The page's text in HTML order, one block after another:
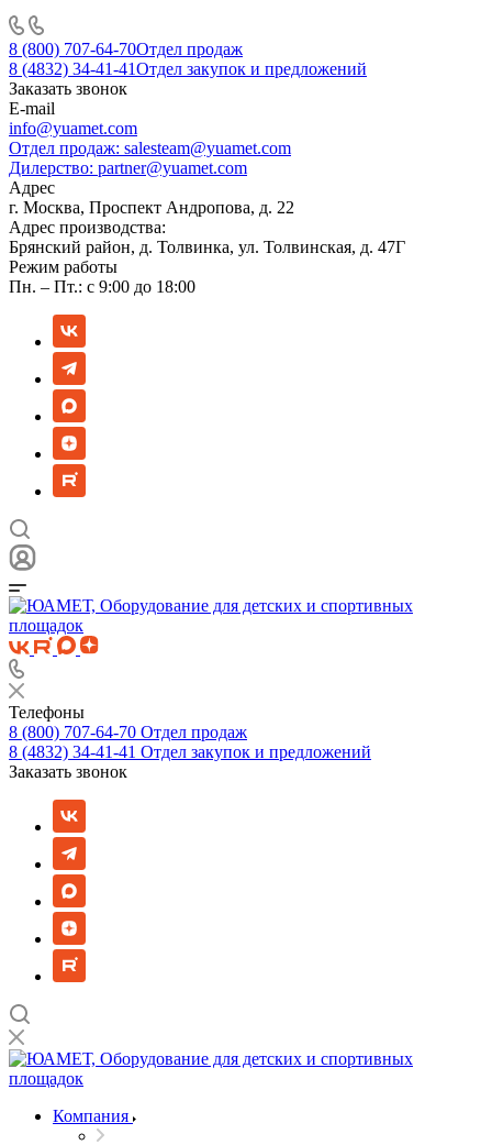
8 (800) 707-64-70Отдел продаж
8 (4832) 34-41-41Отдел закупок и предложений
Заказать звонок
E-mail
info@yuamet.com
Отдел продаж: salesteam@yuamet.com
Дилерство: partner@yuamet.com
Адрес
г. Москва, Проспект Андропова, д. 22
Адрес производства:
Брянский район, д. Толвинка, ул. Толвинская, д. 47Г
Режим работы
Пн. – Пт.: с 9:00 до 18:00
Телефоны
8 (800) 707-64-70 Отдел продаж
8 (4832) 34-41-41 Отдел закупок и предложений
Заказать звонок
Компания